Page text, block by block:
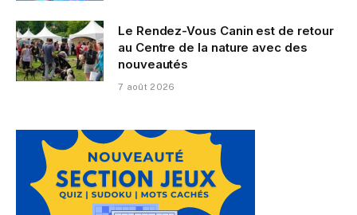
Le Rendez-Vous Canin est de retour
au Centre de la nature avec des
nouveautés
7 août 2026